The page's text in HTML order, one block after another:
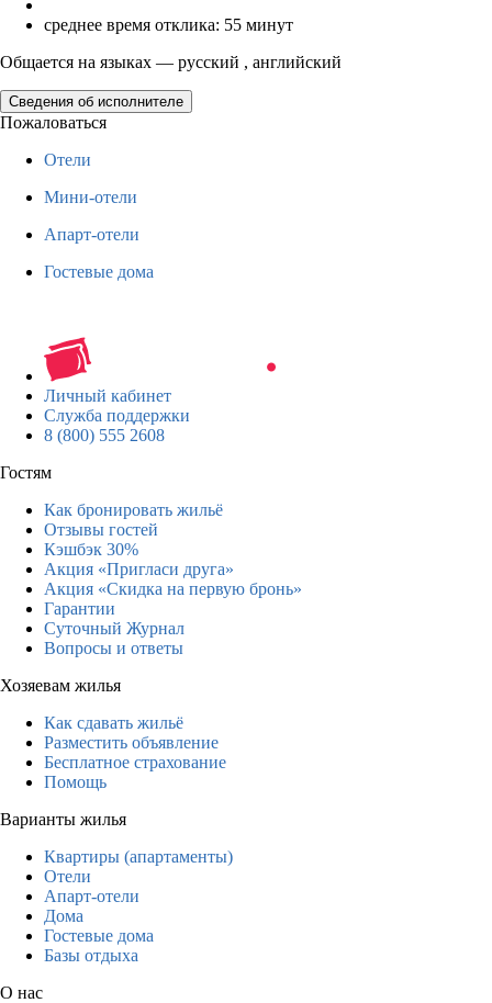
среднее время отклика: 55 минут
Общается на языках — русский , английский
Сведения об исполнителе
Пожаловаться
Отели
Мини-отели
Апарт-отели
Гостевые дома
Личный кабинет
Служба поддержки
8 (800) 555 2608
Гостям
Как бронировать жильё
Отзывы гостей
Кэшбэк 30%
Акция «Пригласи друга»
Акция «Скидка на первую бронь»
Гарантии
Суточный Журнал
Вопросы и ответы
Хозяевам жилья
Как сдавать жильё
Разместить объявление
Бесплатное страхование
Помощь
Варианты жилья
Квартиры (апартаменты)
Отели
Апарт-отели
Дома
Гостевые дома
Базы отдыха
О нас